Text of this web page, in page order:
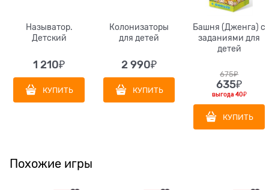
Называтор.
Детский
1 210₽
КУПИТЬ
Колонизаторы
для детей
2 990₽
КУПИТЬ
Башня (Дженга) с
заданиями для
детей
675₽
635₽
выгода 40₽
КУПИТЬ
Похожие игры